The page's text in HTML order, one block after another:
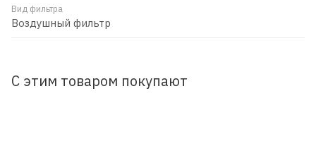
Вид фильтра
Воздушный фильтр
С этим товаром покупают